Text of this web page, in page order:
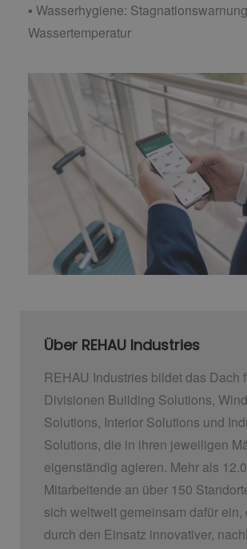
▪ Wasserhygiene:
Wassertemperatur
Über REHAU Industries
REHAU Industries bildet das Dach
Divisionen Building Solutions,
Solutions, Interior Solutions und
Solutions, die in ihren jeweiligen
eigenständig agieren. Mehr als
Mitarbeitende an über 150
sich weltweit gemeinsam dafür ein,
durch den Einsatz innovativer,